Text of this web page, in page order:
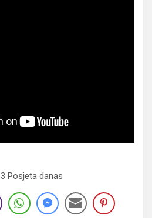
3 Posjeta danas